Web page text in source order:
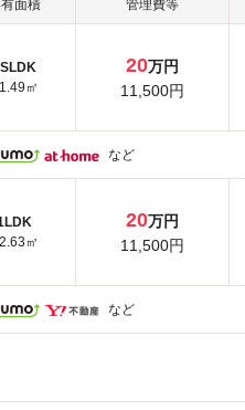
面積
管理費等
㎡
20万円
11,500円
など
㎡
20万円
11,500円
など